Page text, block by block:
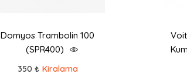
Domyos Trambolin 100
(SPR400)
350 ₺ Kiralama